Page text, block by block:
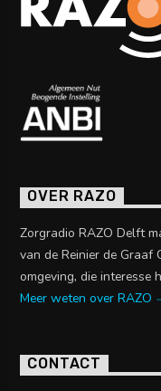
OVER RAZO
Zorgradio RAZO Delft
van de Reinier de
omgeving, die interesse
Meer weten over RAZO
CONTACT